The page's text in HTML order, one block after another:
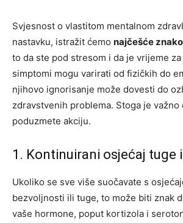
Svjesnost o vlastitom mentalnom
nastavku, istražit ćemo najčešće
to da ste pod stresom i da je vrijeme
simptomi mogu varirati od fizičkih do
njihovo ignorisanje može dovesti do
zdravstvenih problema. Stoga je važno
poduzmete akciju.
1. Kontinuirani osjećaj tuge
Ukoliko se sve više suočavate s
bezvoljnosti ili tuge, to može biti znak
vaše hormone, poput kortizola i